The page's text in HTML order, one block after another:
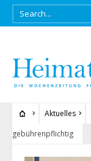
Aktuelles
gebührenpflichtig